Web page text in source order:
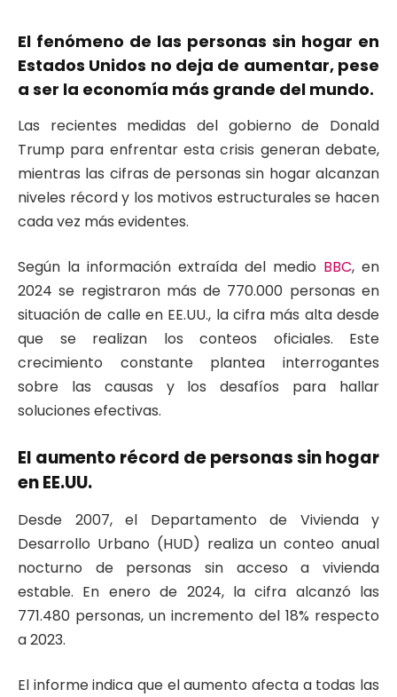
El fenómeno de las personas sin hogar en
Estados Unidos no deja de aumentar, pese
a ser la economía más grande del mundo.
Las recientes medidas del gobierno de Donald
Trump para enfrentar esta crisis generan debate,
mientras las cifras de personas sin hogar alcanzan
niveles récord y los motivos estructurales se hacen
cada vez más evidentes.
Según la información extraída del medio BBC, en
2024 se registraron más de 770.000 personas en
situación de calle en EE.UU., la cifra más alta desde
que se realizan los conteos oficiales. Este
crecimiento constante plantea interrogantes
sobre las causas y los desafíos para hallar
soluciones efectivas.
El aumento récord de personas sin hogar
en EE.UU.
Desde 2007, el Departamento de Vivienda y
Desarrollo Urbano (HUD) realiza un conteo anual
nocturno de personas sin acceso a vivienda
estable. En enero de 2024, la cifra alcanzó las
771.480 personas, un incremento del 18% respecto
a 2023.
El informe indica que el aumento afecta a todas las